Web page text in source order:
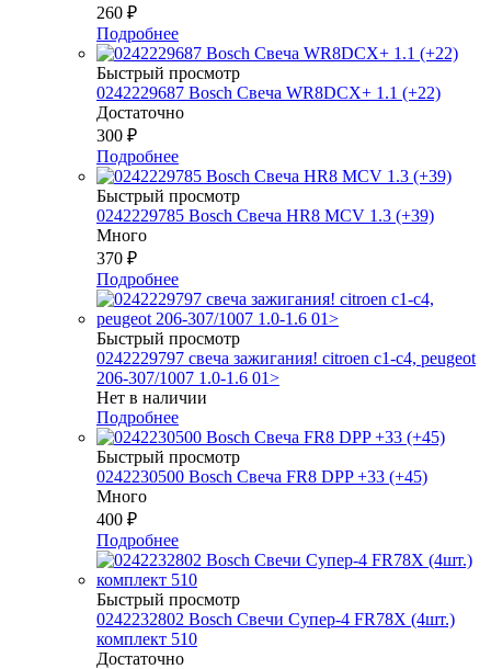
260 ₽
Подробнее
Быстрый просмотр
0242229687 Bosch Свеча WR8DCX+ 1.1 (+22)
Достаточно
300 ₽
Подробнее
Быстрый просмотр
0242229785 Bosch Свеча HR8 MCV 1.3 (+39)
Много
370 ₽
Подробнее
Быстрый просмотр
0242229797 свеча зажигания! citroen c1-c4, peugeot
206-307/1007 1.0-1.6 01>
Нет в наличии
Подробнее
Быстрый просмотр
0242230500 Bosch Свеча FR8 DPP +33 (+45)
Много
400 ₽
Подробнее
Быстрый просмотр
0242232802 Bosch Свечи Супер-4 FR78Х (4шт.)
комплект 510
Достаточно